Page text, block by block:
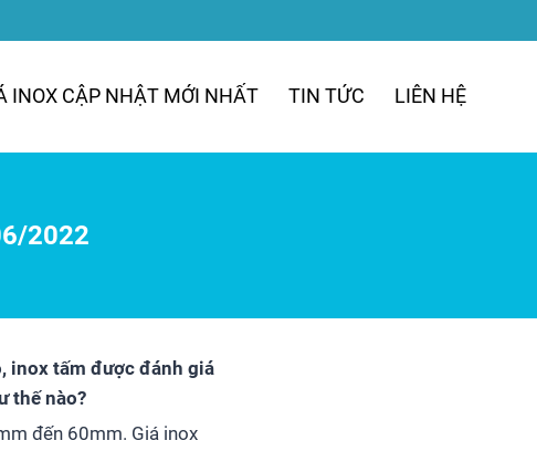
INOX CẬP NHẬT MỚI NHẤT TIN TỨC LIÊN HỆ
2022
inox tấm được đánh giá
thế nào?
đến 60mm. Giá inox